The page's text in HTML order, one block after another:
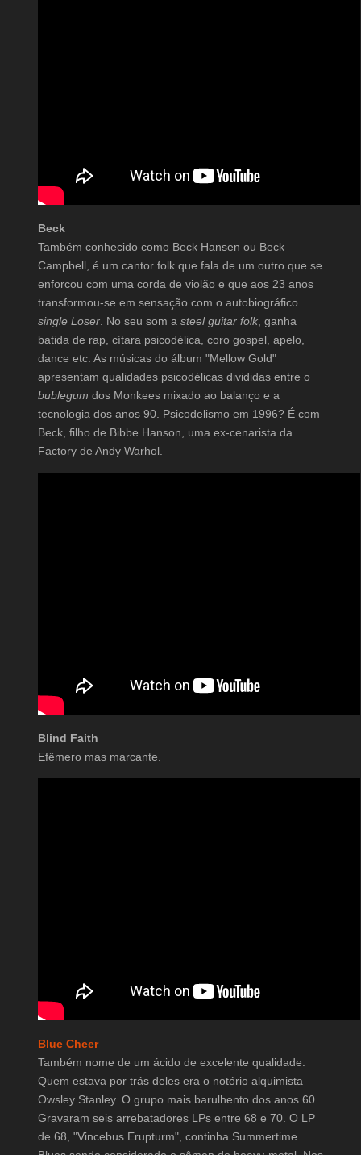
Beck
Também conhecido como Beck Hansen ou Beck
Campbell, é um cantor folk que fala de um outro que se
enforcou com uma corda de violão e que aos 23 anos
transformou-se em sensação com o autobiográfico
single Loser. No seu som a steel guitar folk, ganha
batida de rap, cítara psicodélica, coro gospel, apelo,
dance etc. As músicas do álbum "Mellow Gold"
apresentam qualidades psicodélicas divididas entre o
bublegum dos Monkees mixado ao balanço e a
tecnologia dos anos 90. Psicodelismo em 1996? É com
Beck, filho de Bibbe Hanson, uma ex-cenarista da
Factory de Andy Warhol.
Blind Faith
Efêmero mas marcante.
Blue Cheer
Também nome de um ácido de excelente qualidade.
Quem estava por trás deles era o notório alquimista
Owsley Stanley. O grupo mais barulhento dos anos 60.
Gravaram seis arrebatadores LPs entre 68 e 70. O LP
de 68, "Vincebus Erupturm", continha Summertime